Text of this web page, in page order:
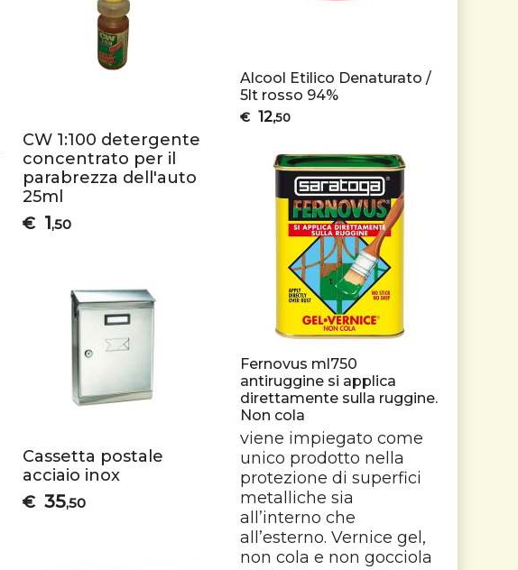
CW 1:100 detergente
concentrato per il
parabrezza dell'auto
25ml
€ 1,50
Cassetta postale
acciaio inox
€ 35,50
Alcool Etilico Denaturato /
5lt rosso 94%
€ 12,50
Fernovus ml750
antiruggine si applica
direttamente sulla ruggine.
Non cola
viene impiegato come
unico prodotto nella
protezione di superfici
metalliche sia
all’interno che
all’esterno. Vernice gel,
non cola e non gocciola